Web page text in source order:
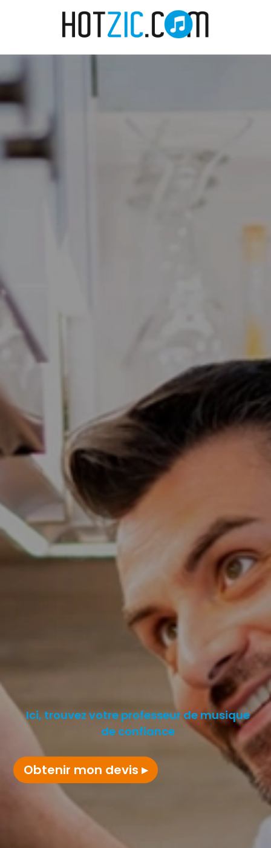
Ici, trouvez votre professeur de musique
de confiance
Obtenir mon devis